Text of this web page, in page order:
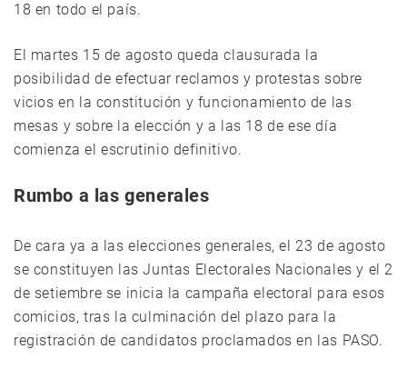
18 en todo el país.
El martes 15 de agosto queda clausurada la
posibilidad de efectuar reclamos y protestas sobre
vicios en la constitución y funcionamiento de las
mesas y sobre la elección y a las 18 de ese día
comienza el escrutinio definitivo.
Rumbo a las generales
De cara ya a las elecciones generales, el 23 de agosto
se constituyen las Juntas Electorales Nacionales y el 2
de setiembre se inicia la campaña electoral para esos
comicios, tras la culminación del plazo para la
registración de candidatos proclamados en las PASO.